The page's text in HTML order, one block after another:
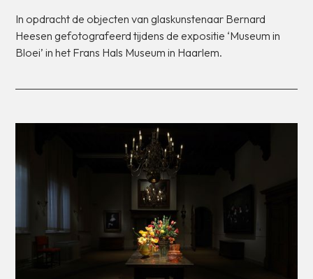
In opdracht de objecten van glaskunstenaar Bernard
Heesen gefotografeerd tijdens de expositie ‘Museum in
Bloei’ in het Frans Hals Museum in Haarlem.